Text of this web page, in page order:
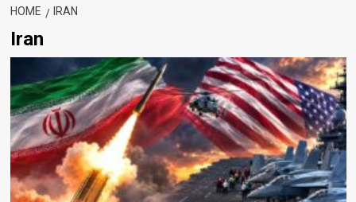
HOME IRAN
Iran